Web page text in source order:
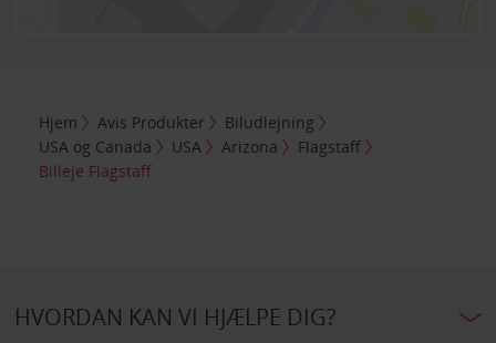
Hjem Avis Produkter
Biludlejning
USA og Canada
USA Arizona
Flagstaff
Billeje Flagstaff
HVORDAN KAN VI HJÆLPE DIG?